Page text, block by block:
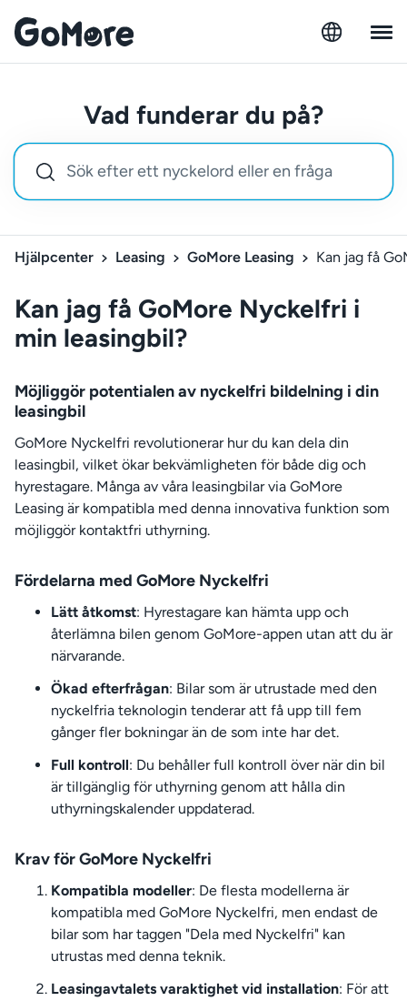
Vad funderar du på?
Hjälpcenter Leasing GoMore Leasing Kan jag få
Kan jag få GoMore Nyckelfri i
min leasingbil?
Möjliggör potentialen av nyckelfri bildelning i din
leasingbil
GoMore Nyckelfri revolutionerar hur du kan dela din
leasingbil, vilket ökar bekvämligheten för både dig och
hyrestagare. Många av våra leasingbilar via GoMore
Leasing är kompatibla med denna innovativa funktion som
möjliggör kontaktfri uthyrning.
Fördelarna med GoMore Nyckelfri
Lätt åtkomst: Hyrestagare kan hämta upp och
återlämna bilen genom GoMore-appen utan att du är
närvarande.
Ökad efterfrågan: Bilar som är utrustade med den
nyckelfria teknologin tenderar att få upp till fem
gånger fler bokningar än de som inte har det.
Full kontroll: Du behåller full kontroll över när din bil
är tillgänglig för uthyrning genom att hålla din
uthyrningskalender uppdaterad.
Krav för GoMore Nyckelfri
Kompatibla modeller: De flesta modellerna är
kompatibla med GoMore Nyckelfri, men endast de
bilar som har taggen "Dela med Nyckelfri" kan
utrustas med denna teknik.
Leasingavtalets varaktighet vid installation: För att